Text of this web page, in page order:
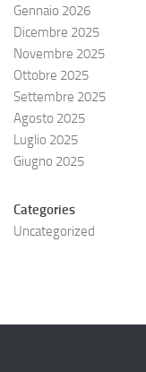
Gennaio 2026
Dicembre 2025
Novembre 2025
Ottobre 2025
Settembre 2025
Agosto 2025
Luglio 2025
Giugno 2025
Categories
Uncategorized